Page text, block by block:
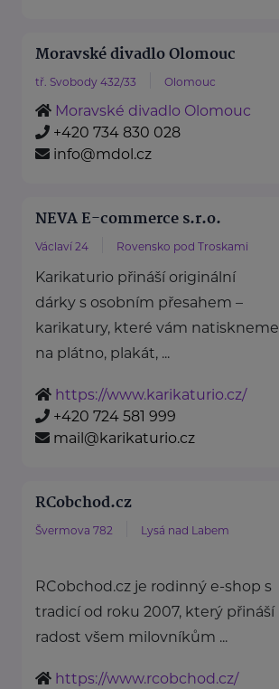
Moravské divadlo Olomouc
tř. Svobody 432/33 Olomouc
Moravské divadlo Olomouc
+420 734 830 028
info@mdol.cz
NEVA E-commerce s.r.o.
Václaví 24 Rovensko pod Troskami
Karikaturio přináší originální
dárky s osobním přesahem –
karikatury, které vám natiskneme
na plátno, plakát, ...
https://www.karikaturio.cz/
+420 724 581 999
mail@karikaturio.cz
RCobchod.cz
Švermova 782 Lysá nad Labem
RCobchod.cz je rodinný e-shop s
tradicí od roku 2007, který přináší
radost všem milovníkům ...
https://www.rcobchod.cz/